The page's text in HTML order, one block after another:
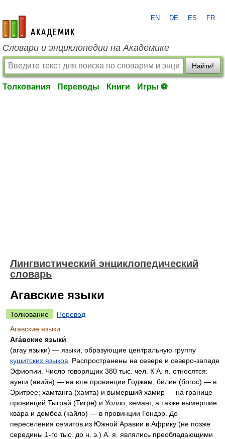
academic.ru
EN DE ES FR
Словари и энциклопедии на Академике
Найти!
Толкования Переводы Книги Игры ⚽
Лингвистический энциклопедический
словарь
Агавские языки
Толкование
Перевод
Агавские языки
Ага́вские языки́
(агау языки) — языки, образующие центральную группу
кушитских языков . Распространены на севере и северо-западе
Эфиопии. Число говорящих 380 тыс. чел. К А. я. относятся:
аунги (авийя) — на юге провинции Годжам; билин (богос) — в
Эритрее; хамтанга (хамта) и вымерший хамир — на границе
провинций Тыграй (Тигре) и Уолло; кемант, а также вымершие
квара и дембеа (кайло) — в провинции Гондэр. До
переселения семитов из Южной Аравии в Африку (не позже
середины 1‑го тыс. до н. э.) А. я. являлись преобладающими